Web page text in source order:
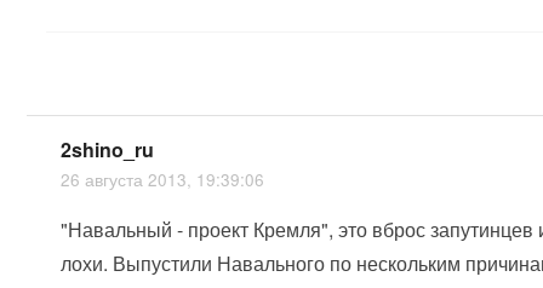
2shino_ru
26 августа 2013, 19:39:06
"Навальный - проект Кремля", это вброс
лохи. Выпустили Навального по нескольким